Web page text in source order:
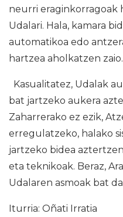
neurri eraginkorragoak
Udalari. Hala, kamara
automatikoa edo
hartzea aholkatzen zaio.
Kasualitatez, Udalak
bat jartzeko aukera
Zaharrerako ez ezik,
erregulatzeko, halako
jartzeko bidea
eta teknikoak. Beraz,
Udalaren asmoak bat
Iturria: Oñati Irratia